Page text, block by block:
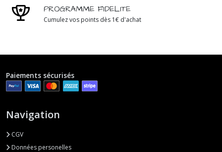
PROGRAMME FIDELITE
Cumulez vos points dès 1€ d'achat
Paiements sécurisés
Navigation
CGV
Données personelles